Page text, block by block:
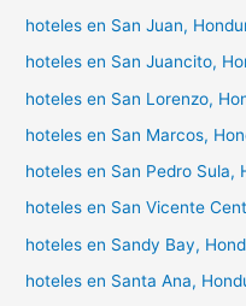
hoteles en San Juan,
hoteles en San Juancito,
hoteles en San Lorenzo,
hoteles en San Marcos,
hoteles en San Pedro Sula,
hoteles en San Vicente
hoteles en Sandy Bay,
hoteles en Santa Ana,